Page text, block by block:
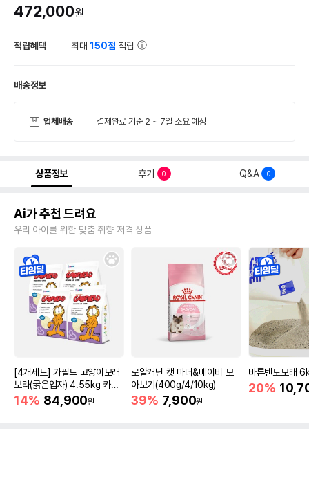
472,000원
적립혜택 최대150점 적립
배송정보
업체배송 결제완료 기준 2 ~ 7일 소요 예정
상품정보 후기 0 Q&A 0
Ai가 추천 드려요
우리 아이를 위한 맞춤 취향 저격 상품
[4개세트] 가필드 고양이모래
보라(굵은입자) 4.55kg 카사
바모래
14% 84,900원
로얄캐닌 캣 마더&베이비 모
아보기(400g/4/10kg)
39% 7,900원
바른벤토모래
20%